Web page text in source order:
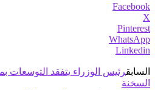
Facebook
X
Pinterest
WhatsApp
Linkedin
السابقرئيس الوزراء يتفقد التوسعات
السخنة